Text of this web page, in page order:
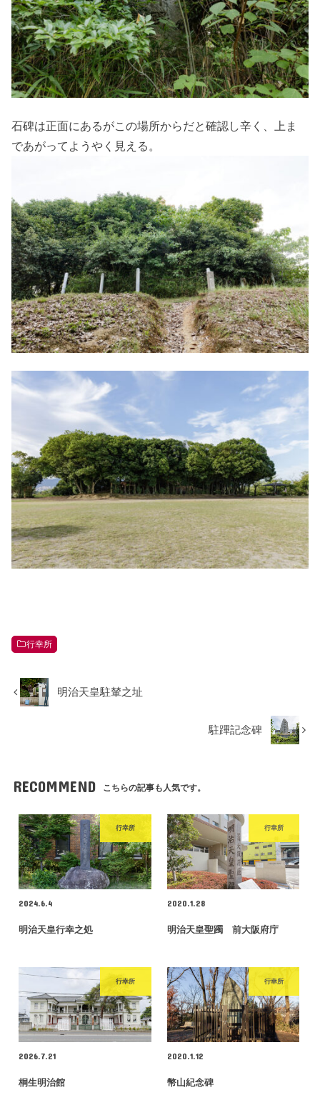
石碑は正面にあるがこの場所からだと確認し辛く、上ま
であがってようやく見える。
行幸所
明治天皇駐輦之址
駐蹕記念碑
RECOMMEND こちらの記事も人気です。
行幸所
2024.6.4
明治天皇行幸之処
行幸所
2020.1.28
明治天皇聖躅 前大阪府庁
行幸所
2026.7.21
桐生明治館
行幸所
2020.1.12
幣山紀念碑